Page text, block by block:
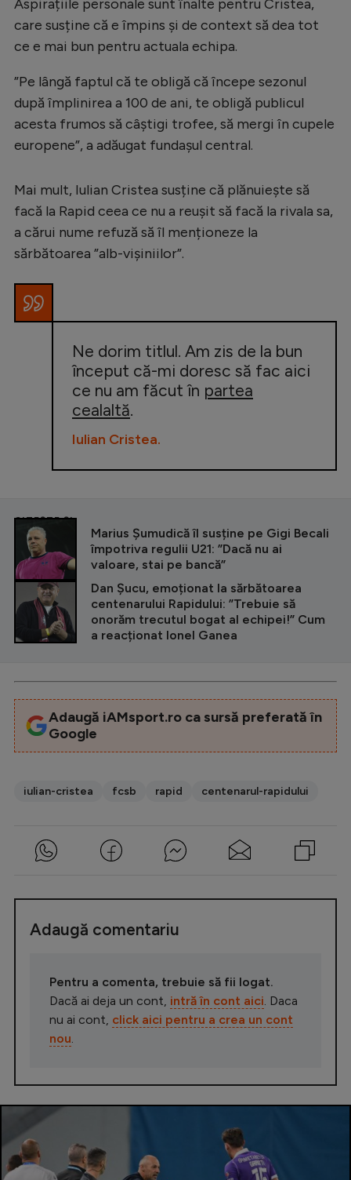
JO 2026
Intră în cont
Creează cont
Aspirațiile personale sunt înalte pentru Cristea,
care susține că e împins și de context să dea tot
ce e mai bun pentru actuala echipa.
”Pe lângă faptul că te obligă că începe sezonul
după împlinirea a 100 de ani, te obligă publicul
acesta frumos să câștigi trofee, să mergi în cupele
europene”, a adăugat fundașul central.
Mai mult, Iulian Cristea susține că plănuiește să
facă la Rapid ceea ce nu a reușit să facă la rivala sa,
a cărui nume refuză să îl menționeze la
sărbătoarea ”alb-vișiniilor”.
Ne dorim titlul. Am zis de la bun
început că-mi doresc să fac aici
ce nu am făcut în partea
cealaltă.
Iulian Cristea.
CITEȘTE ȘI
Marius Șumudică îl susține pe Gigi Becali
împotriva regulii U21: ”Dacă nu ai
valoare, stai pe bancă”
Dan Șucu, emoționat la sărbătoarea
centenarului Rapidului: ”Trebuie să
onorăm trecutul bogat al echipei!” Cum
a reacționat Ionel Ganea
Adaugă iAMsport.ro ca sursă preferată în
Google
iulian-cristea fcsb rapid centenarul-rapidului
Adaugă comentariu
Pentru a comenta, trebuie să fii logat.
Dacă ai deja un cont, intră în cont aici . Daca
nu ai cont, click aici pentru a crea un cont
nou